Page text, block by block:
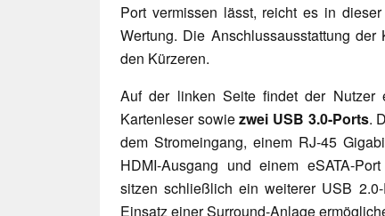
Port vermissen lässt, reicht es in
Wertung. Die Anschlussausstattung
den Kürzeren.
Auf der linken Seite findet der Nutzer
Kartenleser sowiezwei USB 3.0-Ports.
dem Stromeingang, einem RJ-45
HDMI-Ausgang und einem eSATA-
sitzen schließlich ein weiterer USB
Einsatz einer Surround-Anlage